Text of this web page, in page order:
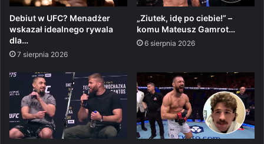
Debiut w UFC? Menadżer
wskazał idealnego rywala
dla…
7 sierpnia 2026
„Ziutek, idę po ciebie!” –
komu Mateusz Gamrot…
6 sierpnia 2026